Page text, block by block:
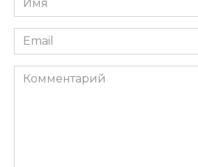
*
Email
*
Комментарий